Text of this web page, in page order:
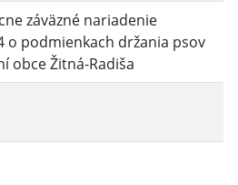
záväzné nariadenie
o podmienkach držania psov
obce Žitná-Radiša